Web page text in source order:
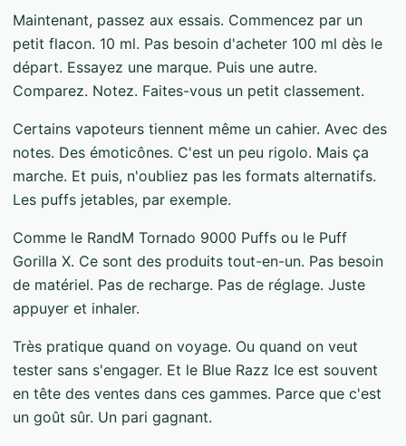
Maintenant, passez aux essais. Commencez par un
petit flacon. 10 ml. Pas besoin d'acheter 100 ml dès le
départ. Essayez une marque. Puis une autre.
Comparez. Notez. Faites-vous un petit classement.
Certains vapoteurs tiennent même un cahier. Avec des
notes. Des émoticônes. C'est un peu rigolo. Mais ça
marche. Et puis, n'oubliez pas les formats alternatifs.
Les puffs jetables, par exemple.
Comme le RandM Tornado 9000 Puffs ou le Puff
Gorilla X. Ce sont des produits tout-en-un. Pas besoin
de matériel. Pas de recharge. Pas de réglage. Juste
appuyer et inhaler.
Très pratique quand on voyage. Ou quand on veut
tester sans s'engager. Et le Blue Razz Ice est souvent
en tête des ventes dans ces gammes. Parce que c'est
un goût sûr. Un pari gagnant.